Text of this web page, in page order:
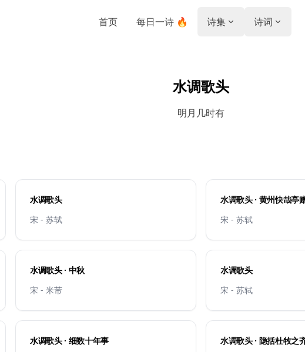
首页 每日一诗 🔥 诗集 诗词
水调歌头
明月几时有
水调歌头
宋 - 苏轼
水调歌头 · 黄州快哉亭
宋 - 苏轼
水调歌头 · 中秋
宋 - 米芾
水调歌头
宋 - 苏轼
水调歌头 · 细数十年事
水调歌头 · 隐括杜牧之